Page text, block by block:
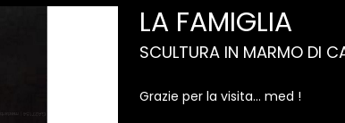
LA FAMIGLIA
SCULTURA IN MARMO DI
Grazie per la visita... med !